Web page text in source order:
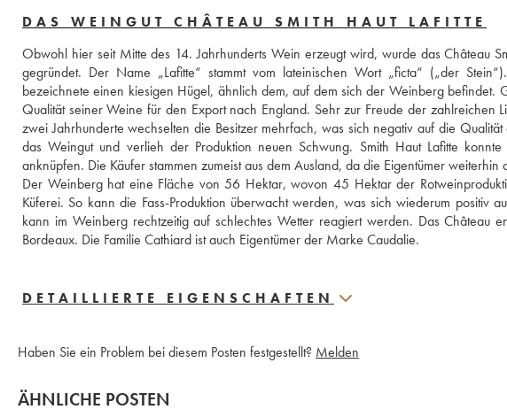
DAS WEINGUT CHÂTEAU SMITH HAUT LAFITTE
Obwohl hier seit Mitte des 14. Jahrhunderts Wein erzeugt wird, wurde das Château
gegründet. Der Name „Lafitte“ stammt vom lateinischen Wort „ficta“ („der
bezeichnete einen kiesigen Hügel, ähnlich dem, auf dem sich der Weinberg befindet.
Qualität seiner Weine für den Export nach England. Sehr zur Freude der zahlreichen
zwei Jahrhunderte wechselten die Besitzer mehrfach, was sich negativ auf die
das Weingut und verlieh der Produktion neuen Schwung. Smith Haut Lafitte
anknüpfen. Die Käufer stammen zumeist aus dem Ausland, da die Eigentümer
Der Weinberg hat eine Fläche von 56 Hektar, wovon 45 Hektar der
Küferei. So kann die Fass-Produktion überwacht werden, was sich wiederum positiv
kann im Weinberg rechtzeitig auf schlechtes Wetter reagiert werden. Das Château
Bordeaux. Die Familie Cathiard ist auch Eigentümer der Marke Caudalie.
DETAILLIERTE EIGENSCHAFTEN
Haben Sie ein Problem bei diesem Posten festgestellt? Melden
ÄHNLICHE POSTEN